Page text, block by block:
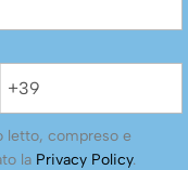
letto, compreso e
la Privacy Policy.